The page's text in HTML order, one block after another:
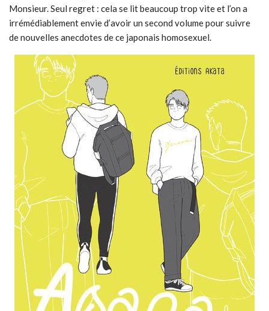
Monsieur. Seul regret : cela se lit beaucoup trop vite et l’on a
irrémédiablement envie d’avoir un second volume pour suivre
de nouvelles anecdotes de ce japonais homosexuel.